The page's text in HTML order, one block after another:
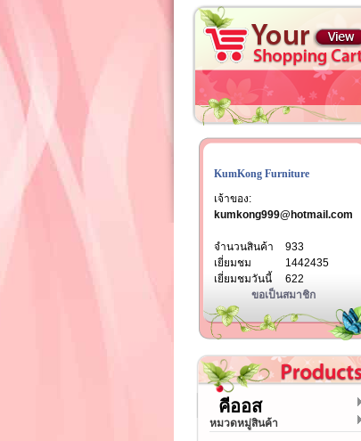
KumKong Furniture
เจ้าของ:
kumkong999@hotmail.com
จำนวนสินค้า
933
เยี่ยมชม
1442435
เยี่ยมชมวันนี้
622
ขอเป็นสมาชิก
คีออส
หมวดหมู่สินค้า